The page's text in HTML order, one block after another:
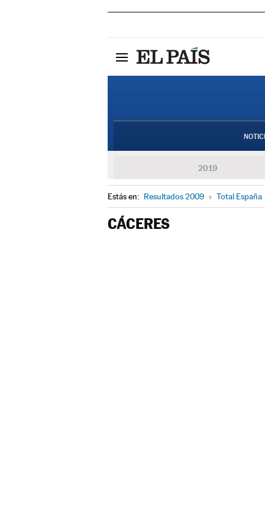
2019
Estás en: Resultados 2009 » Total España
CÁCERES